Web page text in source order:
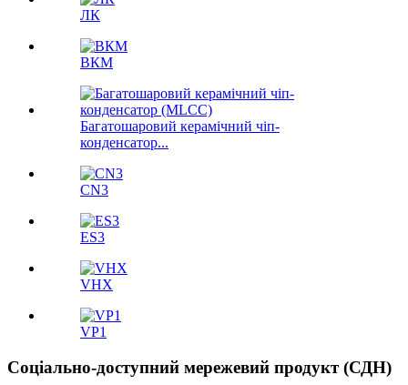
ЛК
ВКМ
Багатошаровий керамічний чіп-
конденсатор...
CN3
ES3
VHX
VP1
Соціально-доступний мережевий продукт (СДН)